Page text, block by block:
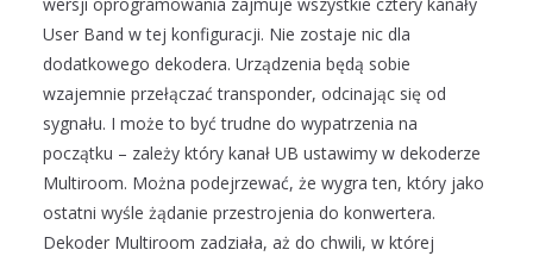
User Band w tej konfiguracji. Nie zostaje nic dla
dodatkowego dekodera. Urządzenia będą sobie
wzajemnie przełączać transponder, odcinając się od
sygnału. I może to być trudne do wypatrzenia na
początku – zależy który kanał UB ustawimy w dekoderze
Multiroom. Można podejrzewać, że wygra ten, który jako
ostatni wyśle żądanie przestrojenia do konwertera.
Dekoder Multiroom zadziała, aż do chwili, w której